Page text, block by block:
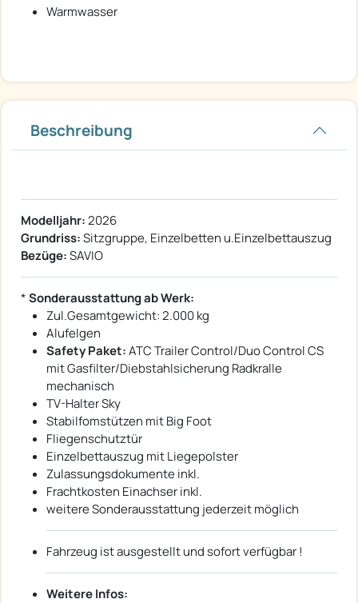
Warmwasser
Beschreibung
Modelljahr:2026
Grundriss:Sitzgruppe, Einzelbetten u.Einzelbettauszug
Bezüge:SAVIO
*Sonderausstattung ab Werk:
Zul.Gesamtgewicht: 2.000 kg
Alufelgen
Safety Paket:ATC Trailer Control/Duo Control CS
mit Gasfilter/Diebstahlsicherung Radkralle
mechanisch
TV-Halter Sky
Stabilfomstützen mit Big Foot
Fliegenschutztür
Einzelbettauszug mit Liegepolster
Zulassungsdokumente inkl.
Frachtkosten Einachser inkl.
weitere Sonderausstattung jederzeit möglich
Fahrzeug ist ausgestellt und sofort verfügbar !
Weitere Infos: